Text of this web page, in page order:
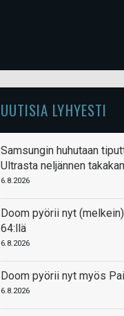
UUTISIA LYHYESTI
Samsungin huhutaan
Ultrasta neljännen
6.8.2026
Doom pyörii nyt
64:llä
6.8.2026
Doom pyörii nyt myös
6.8.2026